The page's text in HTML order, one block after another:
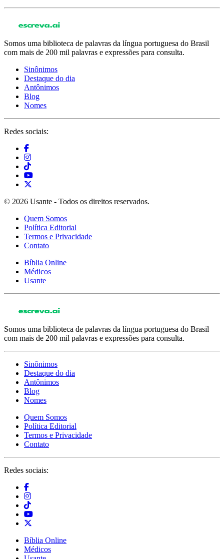
Somos uma biblioteca de palavras da língua portuguesa do Brasil
com mais de 200 mil palavras e expressões para consulta.
Sinônimos
Destaque do dia
Antônimos
Blog
Nomes
Redes sociais:
© 2026 Usante - Todos os direitos reservados.
Quem Somos
Política Editorial
Termos e Privacidade
Contato
Bíblia Online
Médicos
Usante
Somos uma biblioteca de palavras da língua portuguesa do Brasil
com mais de 200 mil palavras e expressões para consulta.
Sinônimos
Destaque do dia
Antônimos
Blog
Nomes
Quem Somos
Política Editorial
Termos e Privacidade
Contato
Redes sociais:
Bíblia Online
Médicos